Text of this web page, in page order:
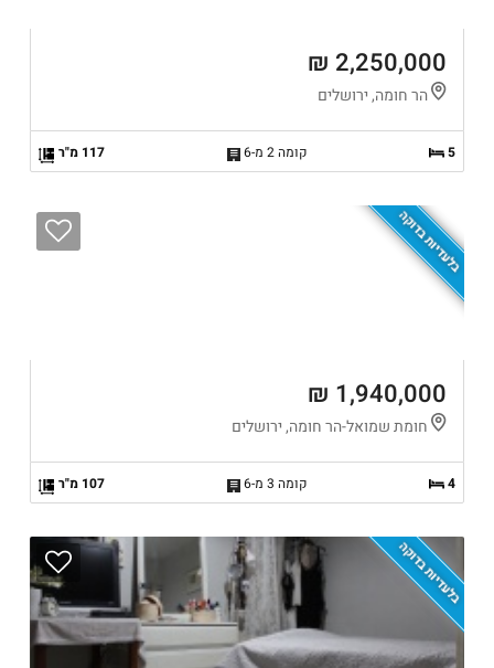
2,250,000 ₪
הר חומה, ירושלים
5 קומה 2 מ-6 117 מ"ר
בלעדיות בדוקה
1,940,000 ₪
חומת שמואל-הר חומה, ירושלים
4 קומה 3 מ-6 107 מ"ר
בלעדיות בדוקה